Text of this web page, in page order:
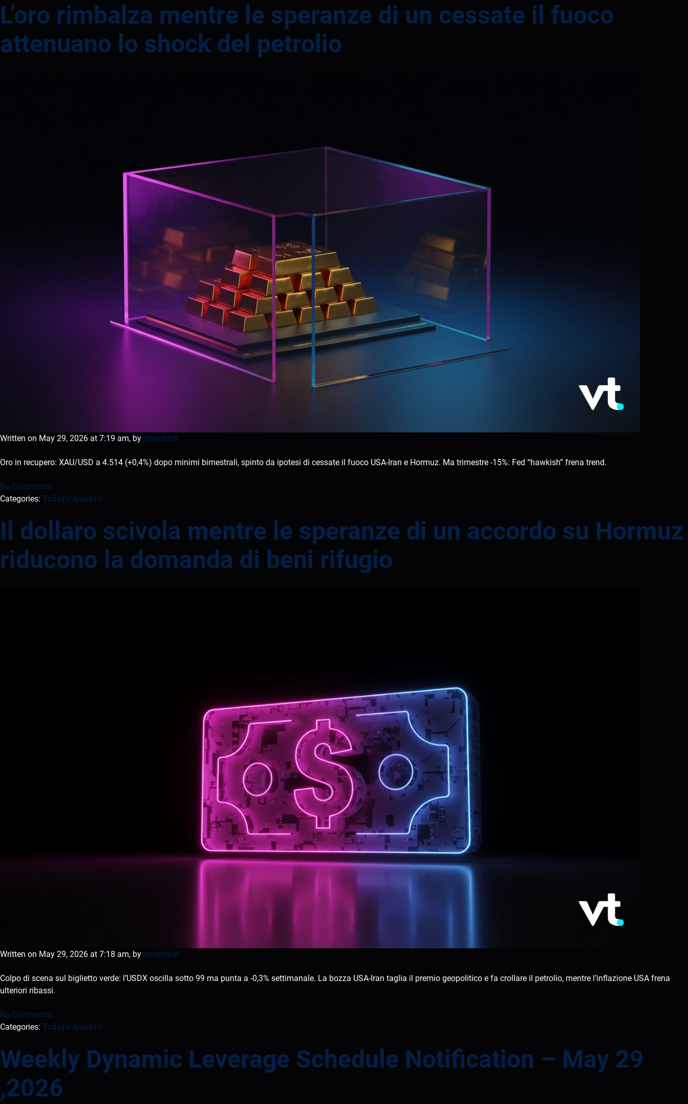
L’oro rimbalza mentre le speranze di un cessate il fuoco
attenuano lo shock del petrolio
Written on May 29, 2026 at 7:19 am, by josephine
Oro in recupero: XAU/USD a 4.514 (+0,4%) dopo minimi bimestrali, spinto da ipotesi di cessate il fuoco USA-Iran e Hormuz. Ma trimestre -15%: Fed “hawkish” frena trend.
No Comments
Categories: Today's Analysis
Il dollaro scivola mentre le speranze di un accordo su Hormuz
riducono la domanda di beni rifugio
Written on May 29, 2026 at 7:18 am, by josephine
Colpo di scena sul biglietto verde: l’USDX oscilla sotto 99 ma punta a -0,3% settimanale. La bozza USA-Iran taglia il premio geopolitico e fa crollare il petrolio, mentre l’inflazione USA frena
ulteriori ribassi.
No Comments
Categories: Today's Analysis
Weekly Dynamic Leverage Schedule Notification – May 29
,2026